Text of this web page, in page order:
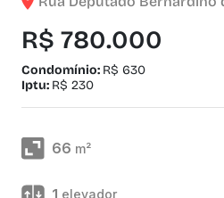
R$ 780.000
Condomínio: R$ 630
Iptu: R$ 230
66 m²
1 elevador